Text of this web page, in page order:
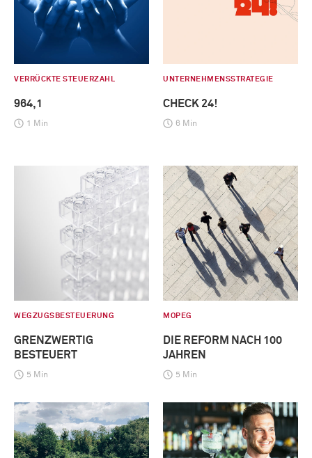
VERRÜCKTE STEUERZAHL
964,1
1 Min
UNTERNEHMENSSTRATEGIE
CHECK 24!
6 Min
WEGZUGSBESTEUERUNG
GRENZWERTIG
BESTEUERT
5 Min
MOPEG
DIE REFORM NACH 100
JAHREN
5 Min